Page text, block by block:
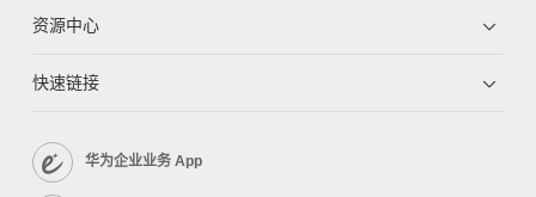
资源中心
快速链接
华为企业业务 App